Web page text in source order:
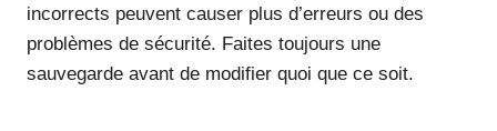
incorrects peuvent causer plus d’erreurs ou des
problèmes de sécurité. Faites toujours une
sauvegarde avant de modifier quoi que ce soit.